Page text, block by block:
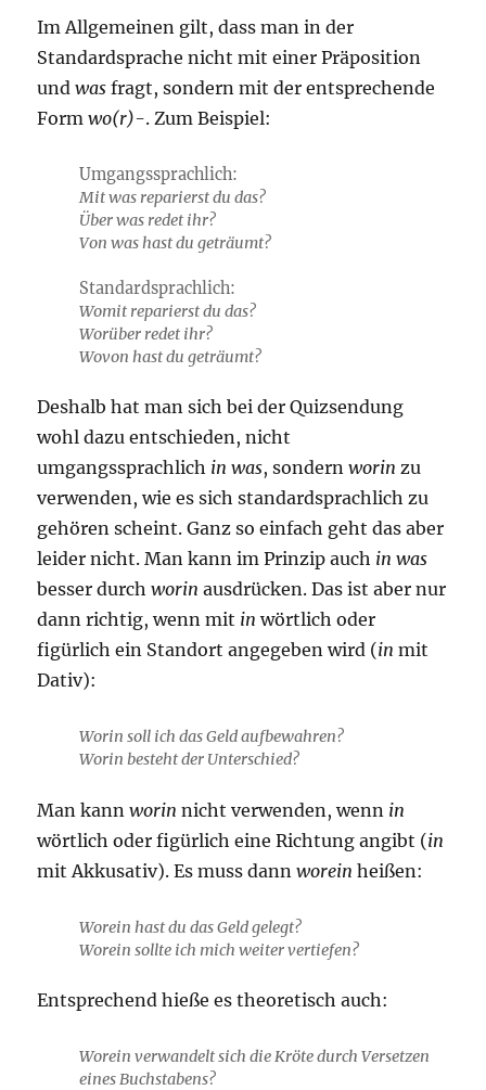
Im Allgemeinen gilt, dass man in der
Standardsprache nicht mit einer Präposition
undwas fragt, sondern mit der entsprechende
Formwo(r)-. Zum Beispiel:
Umgangssprachlich:
Mit was reparierst du das?
Über was redet ihr?
Von was hast du geträumt?
Standardsprachlich:
Womit reparierst du das?
Worüber redet ihr?
Wovon hast du geträumt?
Deshalb hat man sich bei der Quizsendung
wohl dazu entschieden, nicht
umgangssprachlich in was, sondernworin zu
verwenden, wie es sich standardsprachlich zu
gehören scheint. Ganz so einfach geht das aber
leider nicht. Man kann im Prinzip auch in was
besser durchworin ausdrücken. Das ist aber nur
dann richtig, wenn mit in wörtlich oder
figürlich ein Standort angegeben wird (in mit
Dativ):
Worin soll ich das Geld aufbewahren?
Worin besteht der Unterschied?
Man kannworin nicht verwenden, wenn in
wörtlich oder figürlich eine Richtung angibt (in
mit Akkusativ). Es muss dannworein heißen:
Worein hast du das Geld gelegt?
Worein sollte ich mich weiter vertiefen?
Entsprechend hieße es theoretisch auch:
Worein verwandelt sich die Kröte durch Versetzen
eines Buchstabens?